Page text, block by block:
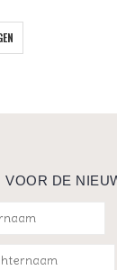
VOOR DE